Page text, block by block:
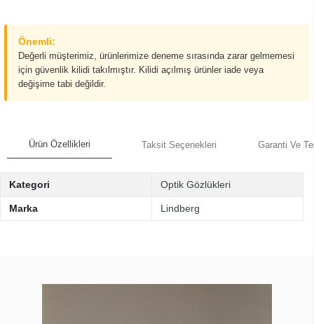
Önemli:
Değerli müşterimiz, ürünlerimize deneme sırasında zarar gelmemesi
için güvenlik kilidi takılmıştır. Kilidi açılmış ürünler iade veya
değişime tabi değildir.
Ürün Özellikleri Taksit Seçenekleri Garanti Ve
Kategori Optik Gözlükleri
Marka Lindberg